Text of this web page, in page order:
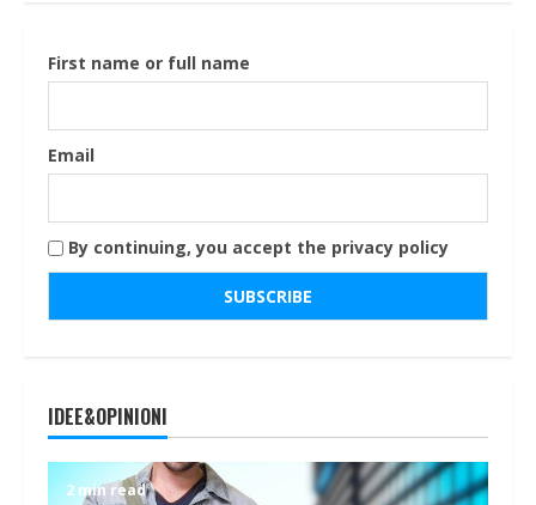
First name or full name
Email
By continuing, you accept the privacy policy
IDEE&OPINIONI
2 min read